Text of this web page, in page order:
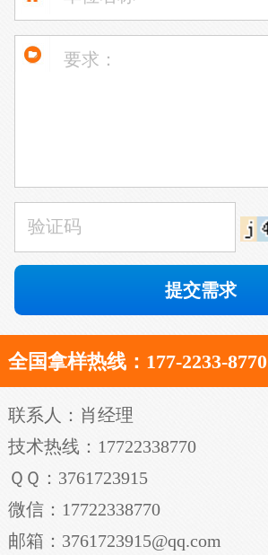
全国拿样热线：177-2233-8770
联系人：肖经理
技术热线：17722338770
ＱＱ：3761723915
微信：17722338770
邮箱：3761723915@qq.com